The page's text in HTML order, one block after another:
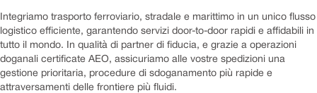
Integriamo trasporto ferroviario, stradale e marittimo in un unico flusso
logistico efficiente, garantendo servizi door-to-door rapidi e affidabili in
tutto il mondo. In qualità di partner di fiducia, e grazie a operazioni
doganali certificate AEO, assicuriamo alle vostre spedizioni una
gestione prioritaria, procedure di sdoganamento più rapide e
attraversamenti delle frontiere più fluidi.